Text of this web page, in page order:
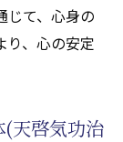
じて、心身の
り、心の安定
(天啓気功治